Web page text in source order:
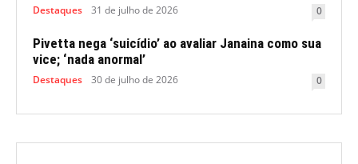
Destaques 31 de julho de 2026 0
Pivetta nega ‘suicídio’ ao avaliar Janaina como sua
vice; ‘nada anormal’
Destaques 30 de julho de 2026 0